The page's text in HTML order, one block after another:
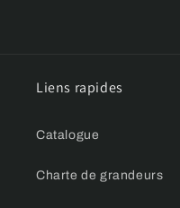
Liens rapides
Catalogue
Charte de grandeurs